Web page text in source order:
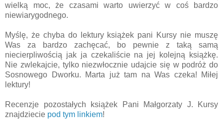
wielką moc, że czasami warto uwierzyć w coś bardzo
niewiarygodnego.
Myślę, że chyba do lektury książek pani Kursy nie muszę
Was za bardzo zachęcać, bo pewnie z taką samą
niecierpliwością jak ja czekaliście na jej kolejną książkę.
Nie zwlekajcie, tylko niezwłocznie udajcie się w podróż do
Sosnowego Dworku. Marta już tam na Was czeka! Miłej
lektury!
Recenzje pozostałych książek Pani Małgorzaty J. Kursy
znajdziecie pod tym linkiem!